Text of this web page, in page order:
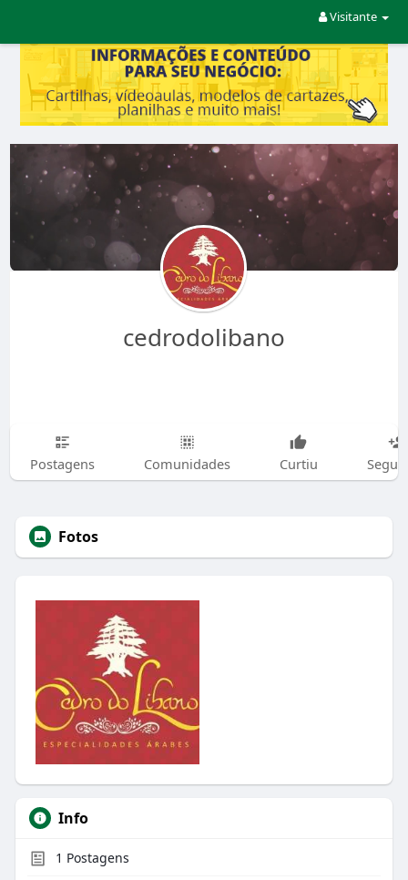
Visitante
cedrodolibano
Postagens Comunidades Curtiu
Fotos
Info
1 Postagens